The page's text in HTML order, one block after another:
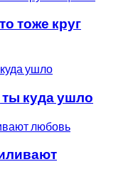
тоже круг
ты куда ушло